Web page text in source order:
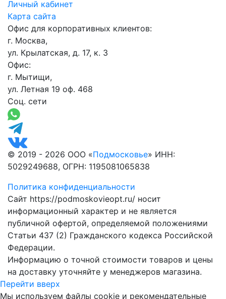
Личный кабинет
Карта сайта
Офис для корпоративных клиентов:
г. Москва,
ул. Крылатская, д. 17, к. 3
Офис:
г. Мытищи,
ул. Летная 19 оф. 468
Соц. сети
© 2019 - 2026 ООО «Подмосковье» ИНН:
5029249688, ОГРН: 1195081065838
Политика конфиденциальности
Сайт https://podmoskovieopt.ru/ носит
информационный характер и не является
публичной офертой, определяемой положениями
Статьи 437 (2) Гражданского кодекса Российской
Федерации.
Информацию о точной стоимости товаров и цены
на доставку уточняйте у менеджеров магазина.
Перейти вверх
Мы используем файлы cookie и рекомендательные